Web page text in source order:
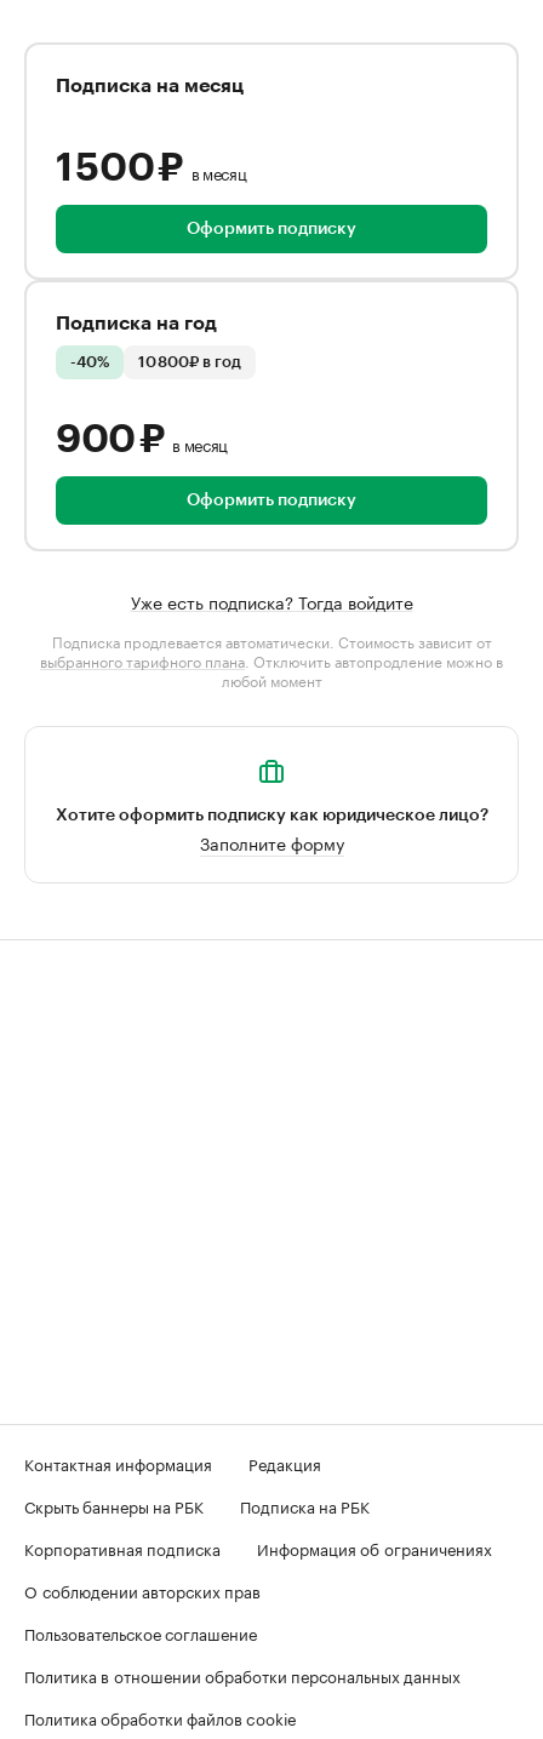
Подписка на месяц
1 500 ₽ в месяц
Оформить подписку
Подписка на год
-40% 10 800₽ в год
900 ₽ в месяц
Оформить подписку
Уже есть подписка? Тогда войдите
Подписка продлевается автоматически. Стоимость зависит от
выбранного тарифного плана . Отключить автопродление можно в
любой момент
Хотите оформить подписку как юридическое лицо?
Заполните форму
Контактная информация
Редакция
Скрыть баннеры на РБК
Подписка на РБК
Корпоративная подписка
Информация об ограничениях
О соблюдении авторских прав
Пользовательское соглашение
Политика в отношении обработки персональных данных
Политика обработки файлов cookie